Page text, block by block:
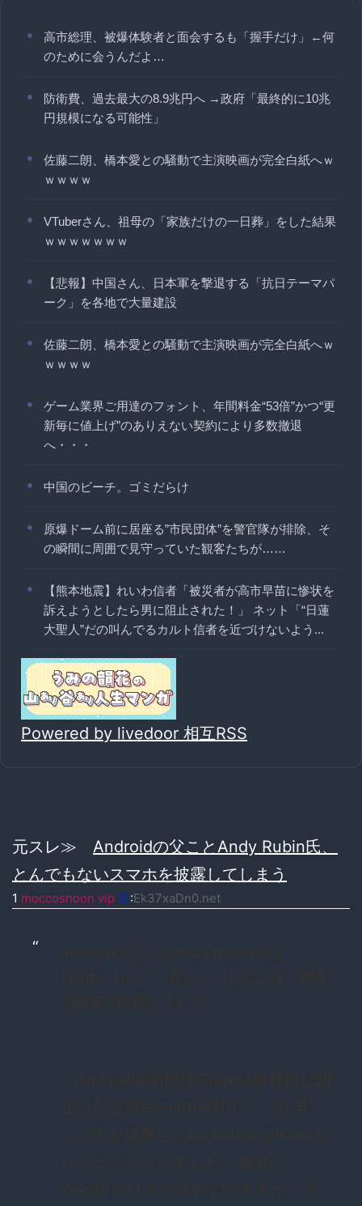
高市総理、被爆体験者と面会するも「握手だけ」←何
のために会うんだよ…
防衛費、過去最大の8.9兆円へ →政府「最終的に10兆
円規模になる可能性」
佐藤二朗、橋本愛との騒動で主演映画が完全白紙へｗ
ｗｗｗｗ
VTuberさん、祖母の「家族だけの一日葬」をした結果
ｗｗｗｗｗｗｗ
【悲報】中国さん、日本軍を撃退する「抗日テーマパ
ーク」を各地で大量建設
佐藤二朗、橋本愛との騒動で主演映画が完全白紙へｗ
ｗｗｗｗ
ゲーム業界ご用達のフォント、年間料金“53倍”かつ“更
新毎に値上げ”のありえない契約により多数撤退
へ・・・
中国のビーチ。ゴミだらけ
原爆ドーム前に居座る”市民団体”を警官隊が排除、そ
の瞬間に周囲で見守っていた観客たちが……
【熊本地震】れいわ信者「被災者が高市早苗に惨状を
訴えようとしたら男に阻止された！」 ネット「“日蓮
大聖人”だの叫んでるカルト信者を近づけないよう...
Powered by livedoor 相互RSS
元スレ≫ Androidの父ことAndy Rubin氏、
とんでもないスマホを披露してしまう
1 moccosnoon vip ID:Ek37xaDn0.net